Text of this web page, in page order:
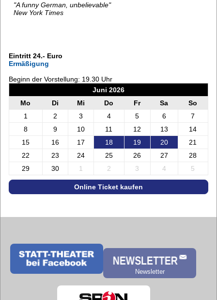
"A funny German, unbelievable"
New York Times
Eintritt 24.- Euro
Ermäßigung
Beginn der Vorstellung: 19.30 Uhr
Juni 2026
Mo
Di Mi Do Fr Sa
So
1
2 3 4 5 6
7
8
9 10 11 12 13
14
15
16 17 18 19 20
21
22
23 24 25 26 27
28
29
30 1 2 3 4 5
Online Ticket kaufen
Newsletter